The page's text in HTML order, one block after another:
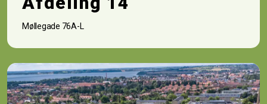
Møllegade 76A-L